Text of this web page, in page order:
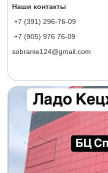
Наши контакты
+7 (391) 296-76-09
+7 (905) 976 76-09
sobranie124@gmail.com